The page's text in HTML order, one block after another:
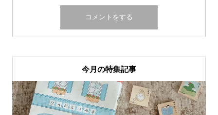
今月の特集記事